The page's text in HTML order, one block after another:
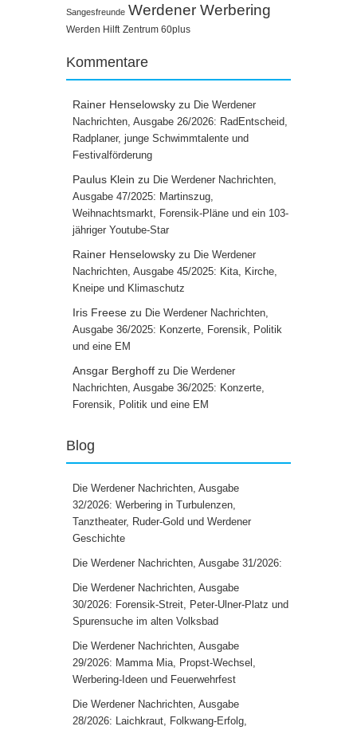
Sangesfreunde Werdener Werbering
Werden Hilft Zentrum 60plus
Kommentare
Rainer Henselowsky zu Die Werdener
Nachrichten, Ausgabe 26/2026: RadEntscheid,
Radplaner, junge Schwimmtalente und
Festivalförderung
Paulus Klein zu Die Werdener Nachrichten,
Ausgabe 47/2025: Martinszug,
Weihnachtsmarkt, Forensik-Pläne und ein 103-
jähriger Youtube-Star
Rainer Henselowsky zu Die Werdener
Nachrichten, Ausgabe 45/2025: Kita, Kirche,
Kneipe und Klimaschutz
Iris Freese zu Die Werdener Nachrichten,
Ausgabe 36/2025: Konzerte, Forensik, Politik
und eine EM
Ansgar Berghoff zu Die Werdener
Nachrichten, Ausgabe 36/2025: Konzerte,
Forensik, Politik und eine EM
Blog
Die Werdener Nachrichten, Ausgabe
32/2026: Werbering in Turbulenzen,
Tanztheater, Ruder-Gold und Werdener
Geschichte
Die Werdener Nachrichten, Ausgabe 31/2026:
Die Werdener Nachrichten, Ausgabe
30/2026: Forensik-Streit, Peter-Ulner-Platz und
Spurensuche im alten Volksbad
Die Werdener Nachrichten, Ausgabe
29/2026: Mamma Mia, Propst-Wechsel,
Werbering-Ideen und Feuerwehrfest
Die Werdener Nachrichten, Ausgabe
28/2026: Laichkraut, Folkwang-Erfolg,